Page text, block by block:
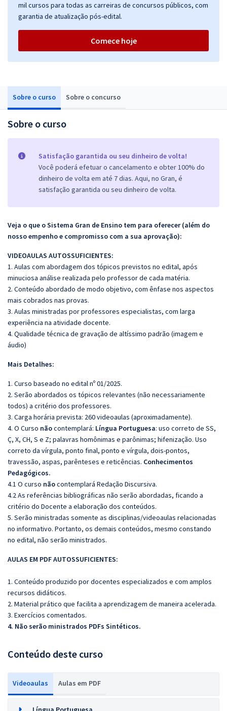
Sobre o curso Sobre o concurso
Sobre o curso
Satisfação garantida ou seu dinheiro de volta!
Você poderá efetuar o cancelamento e obter 100% do
dinheiro de volta em até 7 dias. Aqui, no Gran, é
satisfação garantida ou seu dinheiro de volta.
Veja o que o Sistema Gran de Ensino tem para oferecer (além do
nosso empenho e compromisso com a sua aprovação):
VIDEOAULAS AUTOSSUFICIENTES:
1. Aulas com abordagem dos tópicos previstos no edital, após
minuciosa análise realizada pelo professor de cada matéria.
2. Conteúdo abordado de modo objetivo, com ênfase nos aspectos
mais cobrados nas provas.
3. Aulas ministradas por professores especialistas, com larga
experiência na atividade docente.
4. Qualidade técnica de gravação de altíssimo padrão (imagem e
áudio)
Mais Detalhes:
1. Curso baseado no edital nº 01/2025.
2. Serão abordados os tópicos relevantes (não necessariamente
todos) a critério dos professores.
3. Carga horária prevista: 260 videoaulas (aproximadamente).
4. O Curso nãocontemplará: Língua Portuguesa: uso correto de SS,
Ç, X, CH, S e Z; palavras homônimas e parônimas; hifenização. Uso
correto da vírgula, ponto final, ponto e vírgula, dois-pontos,
travessão, aspas, parênteses e reticências. Conhecimentos
Pedagógicos.
4.1 O curso nãocontemplará Redação Discursiva.
4.2 As referências bibliográficas não serão abordadas, ficando a
critério do Docente a elaboração dos conteúdos.
5. Serão ministradas somente as disciplinas/videoaulas relacionadas
no informativo. Portanto, os demais conteúdos, mesmo constando
no edital, não serão ministrados.
AULAS EM PDF AUTOSSUFICIENTES:
1. Conteúdo produzido por docentes especializados e com amplos
recursos didáticos.
2. Material prático que facilita a aprendizagem de maneira acelerada.
3. Exercícios comentados.
4. Não serão ministrados PDFs Sintéticos.
Conteúdo deste curso
Videoaulas Aulas em PDF
mil cursos para todas as carreiras de concursos públicos, com
garantia de atualização pós-edital.
Comece hoje